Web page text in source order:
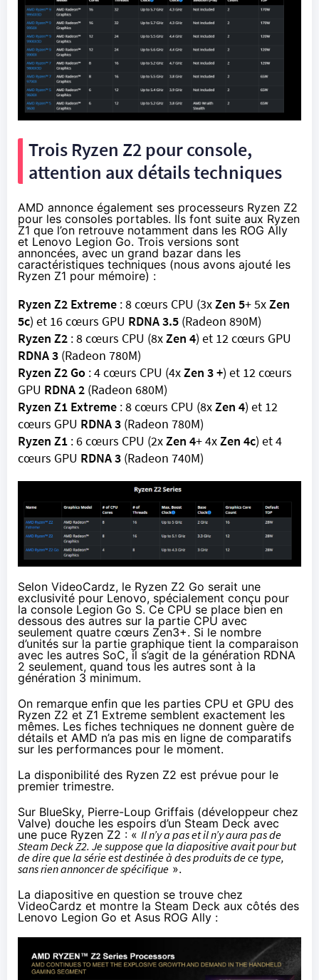
Trois Ryzen Z2 pour console,
attention aux détails techniques
AMD annonce également ses processeurs Ryzen Z2
pour les consoles portables. Ils font suite aux Ryzen
Z1 que l’on retrouve notamment dans les ROG Ally
et Lenovo Legion Go. Trois versions sont
annoncées, avec un grand bazar dans les
caractéristiques techniques (nous avons ajouté les
Ryzen Z1 pour mémoire) :
Ryzen Z2 Extreme : 8 cœurs CPU (3xZen 5+ 5xZen
5c) et 16 cœurs GPU RDNA 3.5 (Radeon 890M)
Ryzen Z2 : 8 cœurs CPU (8xZen 4) et 12 cœurs GPU
RDNA 3 (Radeon 780M)
Ryzen Z2 Go : 4 cœurs CPU (4xZen 3 +) et 12 cœurs
GPU RDNA 2 (Radeon 680M)
Ryzen Z1 Extreme : 8 cœurs CPU (8xZen 4) et 12
cœurs GPU RDNA 3 (Radeon 780M)
Ryzen Z1 : 6 cœurs CPU (2xZen 4+ 4xZen 4c) et 4
cœurs GPU RDNA 3 (Radeon 740M)
Selon VideoCardz, le Ryzen Z2 Go serait une
exclusivité pour Lenovo, spécialement conçu pour
la console Legion Go S. Ce CPU se place bien en
dessous des autres sur la partie CPU avec
seulement quatre cœurs Zen3+. Si le nombre
d’unités sur la partie graphique tient la comparaison
avec les autres SoC, il s’agit de la génération RDNA
2 seulement, quand tous les autres sont à la
génération 3 minimum.
On remarque enfin que les parties CPU et GPU des
Ryzen Z2 et Z1 Extreme semblent exactement les
mêmes. Les fiches techniques ne donnent guère de
détails et AMD n’a pas mis en ligne de comparatifs
sur les performances pour le moment.
La disponibilité des Ryzen Z2 est prévue pour le
premier trimestre.
Sur BlueSky, Pierre-Loup Griffais (développeur chez
Valve) douche les espoirs d’un Steam Deck avec
une puce Ryzen Z2 : « Il n’y a pas et il n’y aura pas de
Steam Deck Z2. Je suppose que la diapositive avait pour but
de dire que la série est destinée à des produits de ce type,
sans rien annoncer de spécifique ».
La diapositive en question se trouve chez
VideoCardz et montre la Steam Deck aux côtés des
Lenovo Legion Go et Asus ROG Ally :